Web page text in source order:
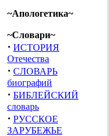
~Апологетика~
~Словари~
· ИСТОРИЯ
Отечества
· СЛОВАРЬ
биографий
· БИБЛЕЙСКИЙ
словарь
· РУССКОЕ
ЗАРУБЕЖЬЕ